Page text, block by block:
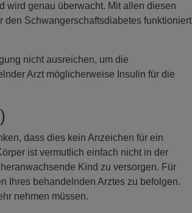
wird genau überwacht. Mit allen diesen
den Schwangerschaftsdiabetes funktioniert
nicht ausreichen, um die
Arzt möglicherweise Insulin für die
dass dies kein Anzeichen für ein
ist vermutlich einfach nicht in der
Kind zu versorgen. Für
Ihres behandelnden Arztes zu befolgen.
nehmen müssen.